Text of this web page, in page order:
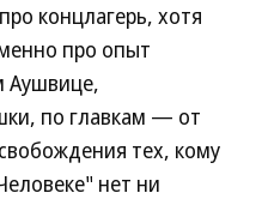
концлагерь, хотя
про опыт
Аушвице,
по главкам — от
тех, кому
нет ни